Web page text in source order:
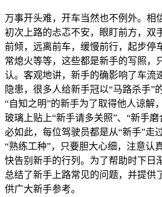
万事开头难，开车当然也不例外。相
初次上路的忐忑不安，眼盯前方，双
前倾，远离前车，缓慢前行，起步停
常熄火等等，这些都是新手的写照，
认。客观地讲，新手的确影响了车流
隐患，很多人给新手冠以“马路杀手”
“自知之明”的新手为了取得他人谅解
玻璃上贴上“新手请多关照”、“新手
必如此，每位驾驶员都是从“新手”走
“熟练工种”，只要胆大心细，注意认
快告别新手的行列。为了帮助时下日
总结了新手上路常见的问题，并提供
供广大新手参考。